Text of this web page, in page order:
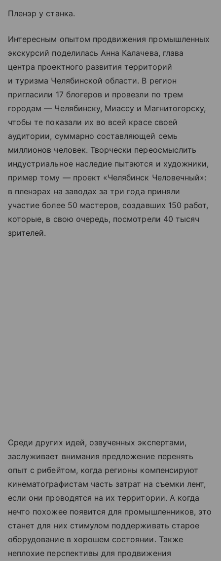
Пленэр у станка.
Интересным опытом продвижения промышленных
экскурсий поделилась Анна Калачева, глава
центра проектного развития территорий
и туризма Челябинской области. В регион
пригласили 17 блогеров и провезли по трем
городам — Челябинску, Миассу и Магнитогорску,
чтобы те показали их во всей красе своей
аудитории, суммарно составляющей семь
миллионов человек. Творчески переосмыслить
индустриальное наследие пытаются и художники,
пример тому — проект «Челябинск Человечный»:
в пленэрах на заводах за три года приняли
участие более 50 мастеров, создавших 150 работ,
которые, в свою очередь, посмотрели 40 тысяч
зрителей.
Среди других идей, озвученных экспертами,
заслуживает внимания предложение перенять
опыт с рибейтом, когда регионы компенсируют
кинематографистам часть затрат на съемки лент,
если они проводятся на их территории. А когда
нечто похожее появится для промышленников, это
станет для них стимулом поддерживать старое
оборудование в хорошем состоянии. Также
неплохие перспективы для продвижения